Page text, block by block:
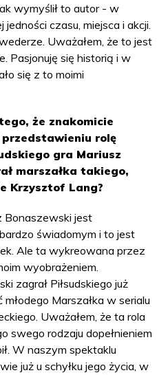
wymyślił to autor - w
czasu, miejsca i akcji.
Uważałem, że to jest
Pasjonuję się historią i w
się z to moimi
że znakomicie
rolę
gra Mariusz
marszałka takiego,
Krzysztof Lang?
Bonaszewski jest
świadomym i to jest
Ale ta wykreowana przez
wyobrażeniem.
zagrał Piłsudskiego już
Marszałka w serialu
Uważałem, że ta rola
swego rodzaju dopełnieniem
W naszym spektaklu
już u schyłku jego życia, w